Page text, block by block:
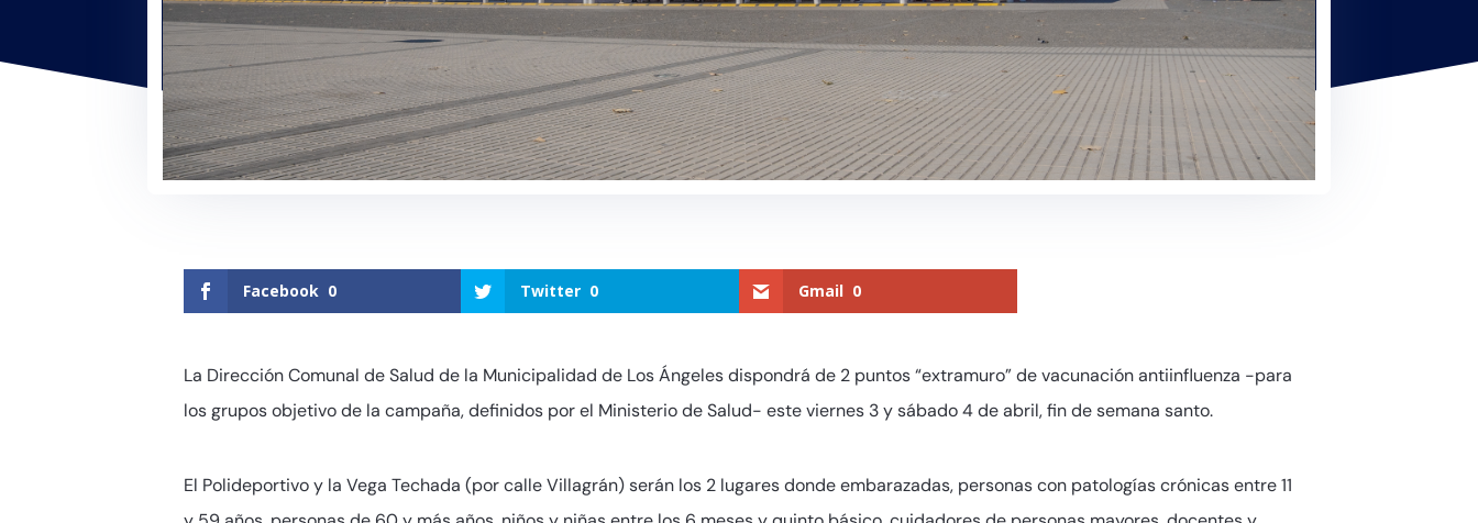
Facebook 0 Twitter 0 Gmail 0
La Dirección Comunal de Salud de la Municipalidad de Los Ángeles dispondrá de 2 puntos “extramuro” de vacunación antiinfluenza -para
los grupos objetivo de la campaña, definidos por el Ministerio de Salud- este viernes 3 y sábado 4 de abril, fin de semana santo.
El Polideportivo y la Vega Techada (por calle Villagrán) serán los 2 lugares donde embarazadas, personas con patologías crónicas entre 11